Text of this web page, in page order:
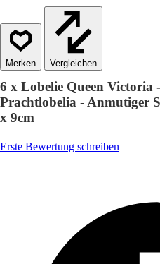
Vergleichen
6 x Lobelie Queen
Prachtlobelia - Anmutiger
x 9cm
Erste Bewertung schreiben